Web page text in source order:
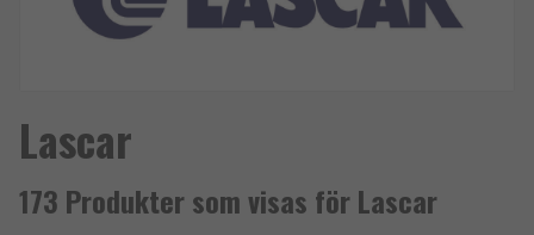
Lascar
173 Produkter som visas för Lascar